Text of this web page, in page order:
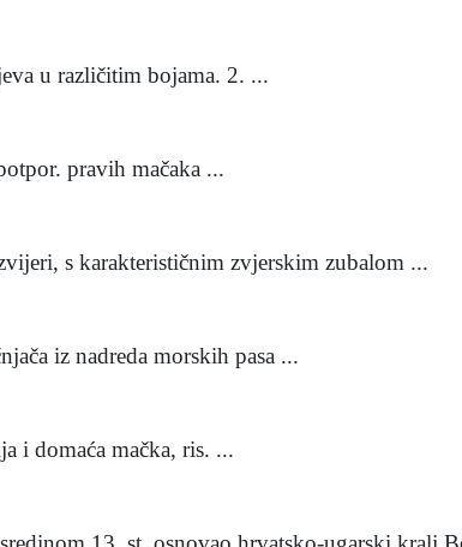
u različitim bojama. 2. ...
pravih mačaka ...
s karakterističnim zvjerskim zubalom ...
iz nadreda morskih pasa ...
i domaća mačka, ris. ...